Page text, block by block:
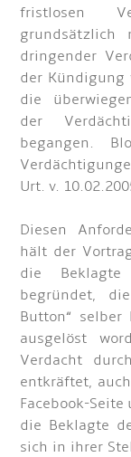
fristlosen
dringender
der Kündigung
die
der
begangen.
Urt. v.
Diesen
hält der
die Beklagte
begründet,
Button“
ausgelöst
Verdacht
entkräftet,
Facebook-
die Beklagte
sich in ihrer